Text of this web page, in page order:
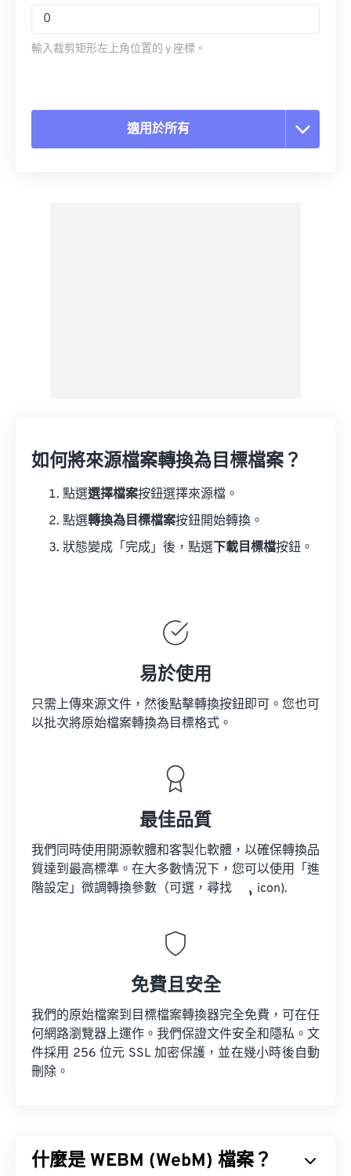
輸入裁剪矩形左上角位置的 y 座標。
適用於所有
如何將來源檔案轉換為目標檔案？
點選選擇檔案按鈕選擇來源檔。
點選轉換為目標檔案按鈕開始轉換。
狀態變成「完成」後，點選 下載目標檔按鈕。
易於使用
只需上傳來源文件，然後點擊轉換按鈕即可。您也可
以批次將原始檔案轉換為目標格式。
最佳品質
我們同時使用開源軟體和客製化軟體，以確保轉換品
質達到最高標準。在大多數情況下，您可以使用「進
階設定」微調轉換參數（可選，尋找
icon).
免費且安全
我們的原始檔案到目標檔案轉換器完全免費，可在任
何網路瀏覽器上運作。我們保證文件安全和隱私。文
件採用 256 位元 SSL 加密保護，並在幾小時後自動
刪除。
什麼是 WEBM (WebM) 檔案？